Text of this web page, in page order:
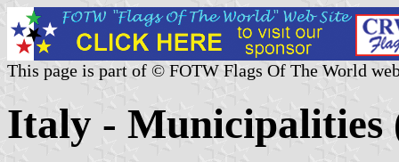
This page is part of © FOTW Flags Of The World
Italy - Municipalities